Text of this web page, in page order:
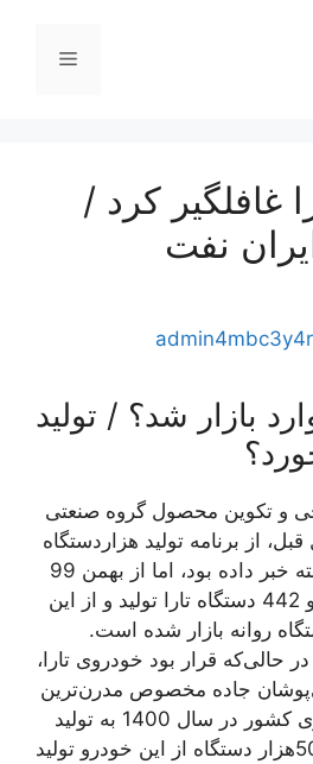
فهرست
غافلگیر کرد /
نفت
بازار شد؟ / تولید
و تکوین محصول گروه صنعتی
از برنامه تولید هزاردستگاه
تارا در اسفند ماه گذشته خبر داده بود، اما از بهمن 99
تا 31 مرداد، تنها هزار و 442 دستگاه تارا تولید و از این
حالی‌که قرار بود خودروی تارا،
جاده مخصوص مدرن‌ترین
محصول صنعت خودروی کشور در سال 1400 به تولید
انبوه برسد و بیش از 50هزار دستگاه از این خودرو تولید